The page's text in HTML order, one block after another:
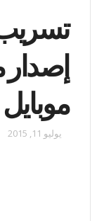
موبايل
يوليو 11, 2015